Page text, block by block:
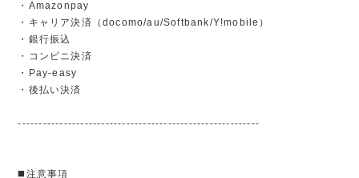
・Amazonpay
・キャリア決済（docomo/au/Softbank/Y!mobile）
・銀行振込
・コンビニ決済
・Pay-easy
・後払い決済
----------------------------------------------------------
◼️注意事項